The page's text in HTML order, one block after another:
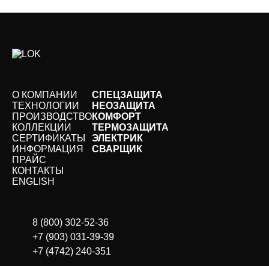
О КОМПАНИИ
ТЕХНОЛОГИИ
ПРОИЗВОДСТВО
КОЛЛЕКЦИИ
СЕРТИФИКАТЫ
ИНФОРМАЦИЯ
ПРАЙС
КОНТАКТЫ
ЕNGLISH
СПЕЦЗАЩИТА
НЕОЗАЩИТА
КОМФОРТ
ТЕРМОЗАЩИТА
ЭЛЕКТРИК
СВАРЩИК
8 (800) 302-52-36
+7 (903) 031-39-39
+7 (4742) 240-351